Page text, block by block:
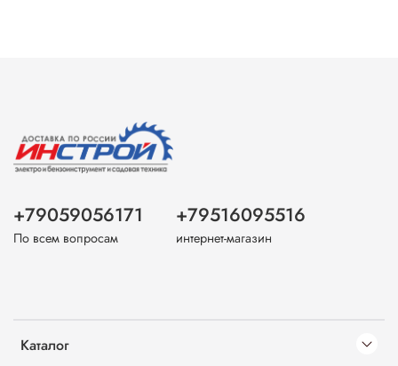
Каталог
+79059056171
По всем вопросам
+79516095516
интернет-магазин